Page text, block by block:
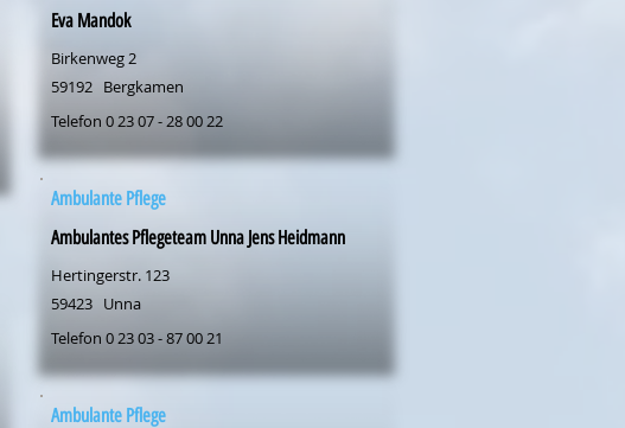
Eva Mandok
Birkenweg 2
59192 Bergkamen
Telefon 0 23 07 - 28 00 22
Ambulante Pflege
Ambulantes Pflegeteam Unna Jens Heidmann
Hertingerstr. 123
59423 Unna
Telefon 0 23 03 - 87 00 21
Ambulante Pflege